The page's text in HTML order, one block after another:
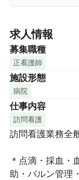
募ください！お
求人情報
募集職種
正看護師
施設形態
病院
仕事内容
訪問看護
訪問看護業務全
＊点滴・採血・
助・バルン管理